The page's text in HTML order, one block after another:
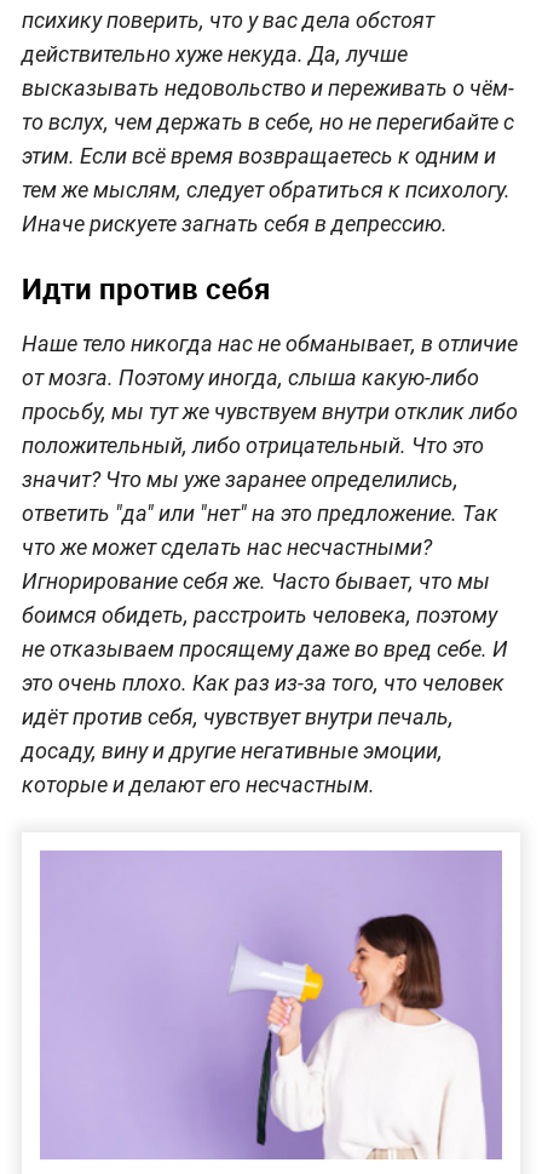
психику поверить, что у вас дела обстоят
действительно хуже некуда. Да, лучше
высказывать недовольство и переживать о чём-
то вслух, чем держать в себе, но не перегибайте с
этим. Если всё время возвращаетесь к одним и
тем же мыслям, следует обратиться к психологу.
Иначе рискуете загнать себя в депрессию.
Идти против себя
Наше тело никогда нас не обманывает, в отличие
от мозга. Поэтому иногда, слыша какую-либо
просьбу, мы тут же чувствуем внутри отклик либо
положительный, либо отрицательный. Что это
значит? Что мы уже заранее определились,
ответить "да" или "нет" на это предложение. Так
что же может сделать нас несчастными?
Игнорирование себя же. Часто бывает, что мы
боимся обидеть, расстроить человека, поэтому
не отказываем просящему даже во вред себе. И
это очень плохо. Как раз из-за того, что человек
идёт против себя, чувствует внутри печаль,
досаду, вину и другие негативные эмоции,
которые и делают его несчастным.